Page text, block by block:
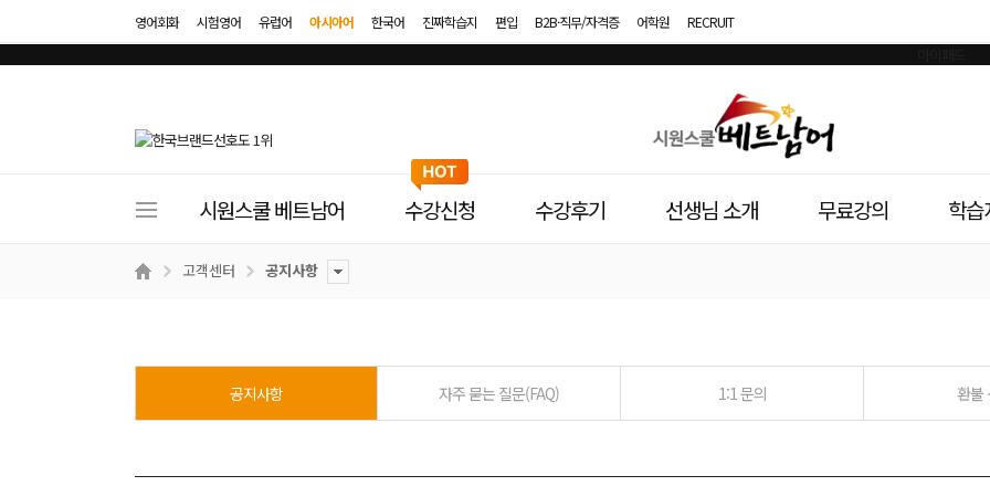
영어회화 시험영어 유럽어 아시아어 한국어 진짜학습지 편입 B2B·직무/자격증 어학원 RECRUIT
스
남
어
이
메
시원스쿨 베트남어 수강신청 수강후기 선생님 소개 무료강의 학습
고객센터 공지사항
공지사항 자주 묻는 질문(FAQ) 1:1 문의 환불